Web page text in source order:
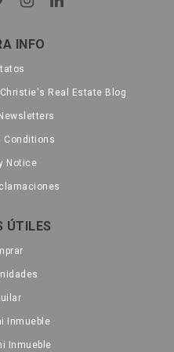
INFO
Christie's Real Estate Blog
Conditions
Notice
ÚTILES
Inmueble
Inmueble